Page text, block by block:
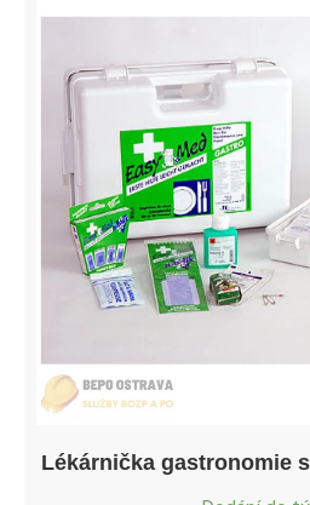
Lékárnička gastronomie